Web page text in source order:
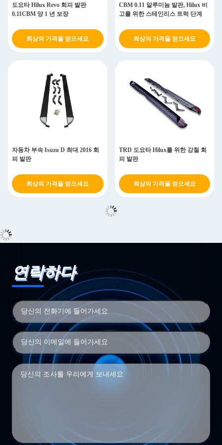
도요타 Hilux Revo 회피 발판
0.11CBM 양 1 년 보장
최상의 가격을 얻으세요
CBM 0.11 알루미늄 발판, Hilux 비
고를 위한 스테인리스 트럭 단계
최상의 가격을 얻으세요
자동차 부속 Isuzu D 최대 2016 회
피 발판
최상의 가격을 얻으세요
TRD 도요타 Hilux를 위한 강철 회
피 발판
최상의 가격을 얻으세요
연락하다